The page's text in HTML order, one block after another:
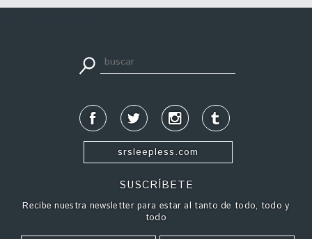
srsleepless.com
SUSCRÍBETE
Recibe nuestra newsletter para estar al tanto de todo, todo y
todo